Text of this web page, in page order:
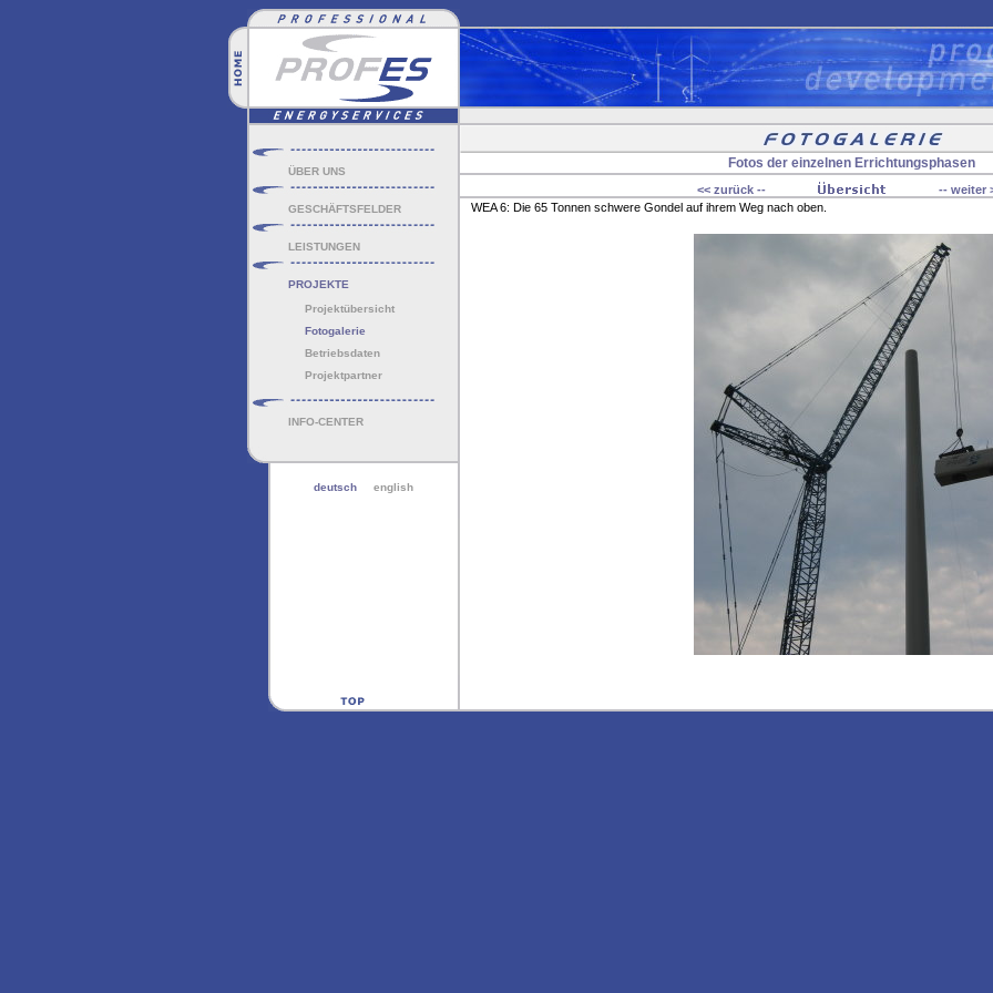
ÜBER UNS
GESCHÄFTSFELDER
LEISTUNGEN
PROJEKTE
Projektübersicht
Fotogalerie
Betriebsdaten
Projektpartner
INFO-CENTER
deutsch english
Fotos der einzelnen Errichtungsphasen
<< zurück --
-- weiter
WEA 6: Die 65 Tonnen schwere Gondel auf ihrem Weg nach oben.